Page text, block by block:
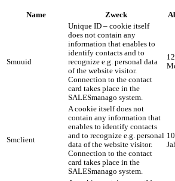
Name Zweck
Smuuid
Unique ID – cookie itself
does not contain any
information that enables to
identify contacts and to
recognize e.g. personal data
of the website visitor.
Connection to the contact
card takes place in the
SALESmanago system.
12
Smclient
A cookie itself does not
contain any information that
enables to identify contacts
and to recognize e.g. personal
data of the website visitor.
Connection to the contact
card takes place in the
SALESmanago system.
10